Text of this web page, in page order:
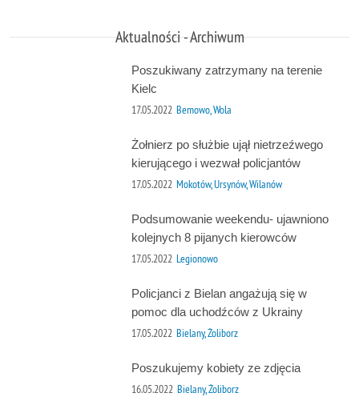
Aktualności - Archiwum
Poszukiwany zatrzymany na terenie
Kielc
17.05.2022 Bemowo, Wola
Żołnierz po służbie ujął nietrzeźwego
kierującego i wezwał policjantów
17.05.2022 Mokotów, Ursynów, Wilanów
Podsumowanie weekendu- ujawniono
kolejnych 8 pijanych kierowców
17.05.2022 Legionowo
Policjanci z Bielan angażują się w
pomoc dla uchodźców z Ukrainy
17.05.2022 Bielany, Żoliborz
Poszukujemy kobiety ze zdjęcia
16.05.2022 Bielany, Żoliborz